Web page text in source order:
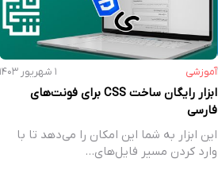
آموزشی ۱ شهریور ۱۴۰۳
ابزار رایگان ساخت CSS برای فونت‌های
فارسی
این ابزار به شما این امکان را می‌دهد تا با
وارد کردن مسیر فایل‌های…